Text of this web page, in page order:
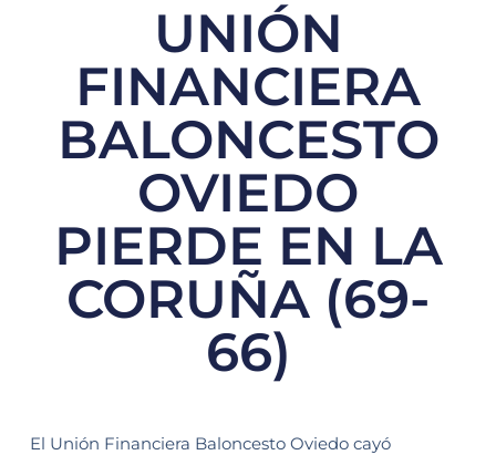
UNIÓN
FINANCIERA
BALONCESTO
OVIEDO
PIERDE EN LA
CORUÑA (69-
66)
El Unión Financiera Baloncesto Oviedo cayó